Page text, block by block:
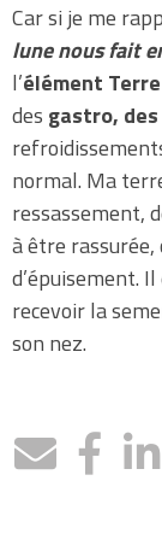
Car si je me
lune nous fait
l’élément
des gastro,
normal. Ma
ressassement,
à être
d’épuisement.
recevoir la
son nez.